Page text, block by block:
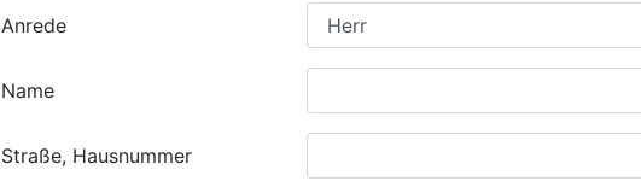
Anrede
Name
Straße, Hausnummer